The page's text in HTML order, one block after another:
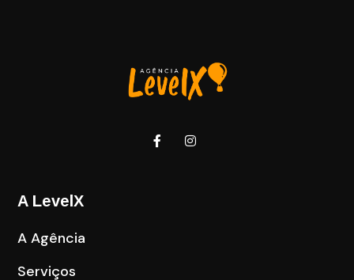
A LevelX
A Agência
Serviços